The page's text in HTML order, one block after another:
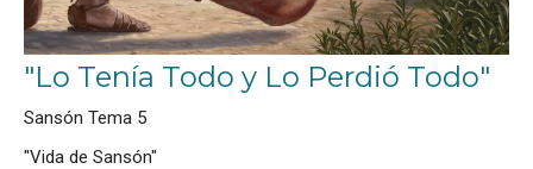
"Lo Tenía Todo y Lo Perdió Todo"
Sansón Tema 5
"Vida de Sansón"